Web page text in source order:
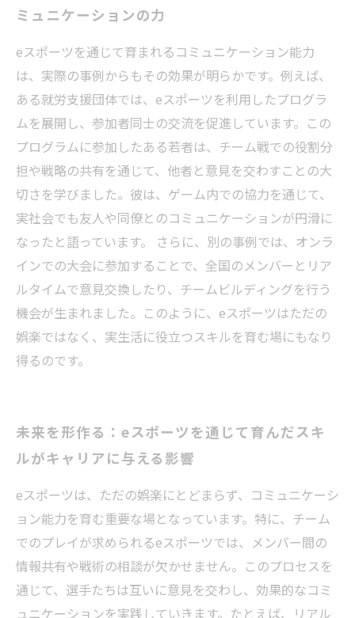
ミュニケーションの力
eスポーツを通じて育まれるコミュニケーション能力
は、実際の事例からもその効果が明らかです。例えば、
ある就労支援団体では、eスポーツを利用したプログラ
ムを展開し、参加者同士の交流を促進しています。この
プログラムに参加したある若者は、チーム戦での役割分
担や戦略の共有を通じて、他者と意見を交わすことの大
切さを学びました。彼は、ゲーム内での協力を通じて、
実社会でも友人や同僚とのコミュニケーションが円滑に
なったと語っています。 さらに、別の事例では、オンラ
インでの大会に参加することで、全国のメンバーとリア
ルタイムで意見交換したり、チームビルディングを行う
機会が生まれました。このように、eスポーツはただの
娯楽ではなく、実生活に役立つスキルを育む場にもなり
得るのです。
未来を形作る：eスポーツを通じて育んだスキ
ルがキャリアに与える影響
eスポーツは、ただの娯楽にとどまらず、コミュニケーシ
ョン能力を育む重要な場となっています。特に、チーム
でのプレイが求められるeスポーツでは、メンバー間の
情報共有や戦術の相談が欠かせません。このプロセスを
通じて、選手たちは互いに意見を交わし、効果的なコミ
ュニケーションを実践していきます。たとえば、リアル